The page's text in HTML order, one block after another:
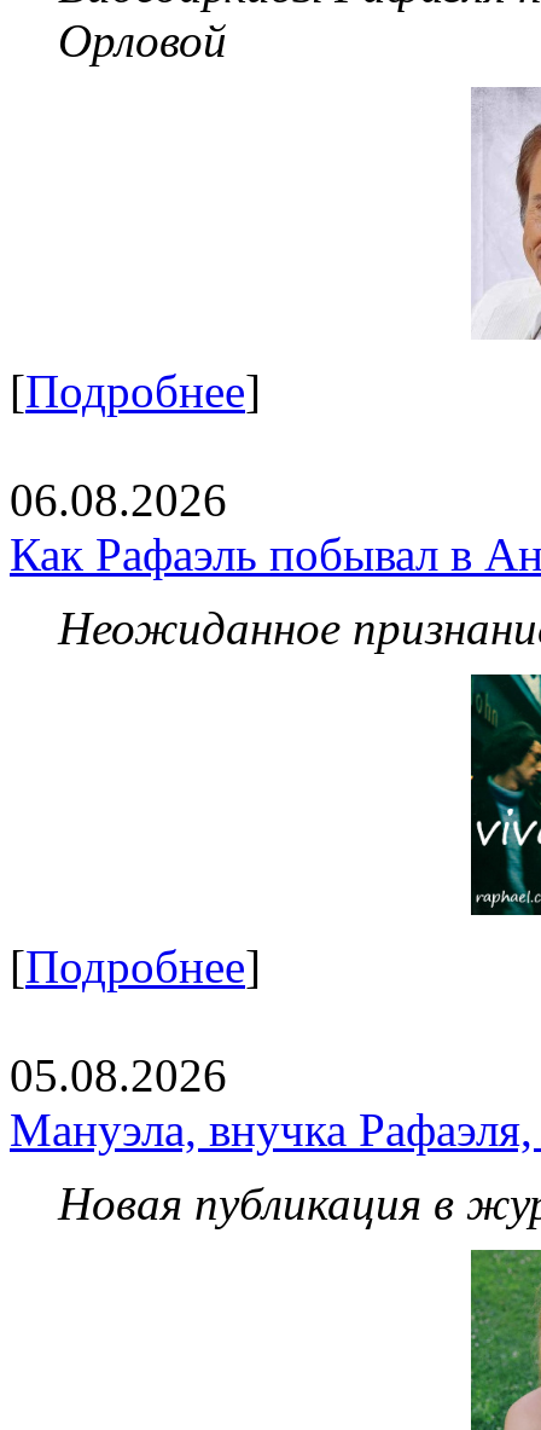
Орловой
[Подробнее]
06.08.2026
Как Рафаэль побывал в
Неожиданное
[Подробнее]
05.08.2026
Мануэла, внучка
Новая публикация в